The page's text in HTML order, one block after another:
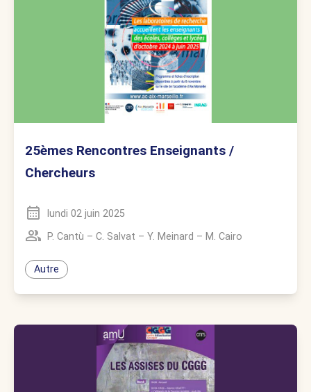
25èmes Rencontres Enseignants /
Chercheurs
lundi 02 juin 2025
P. Cantù – C. Salvat – Y. Meinard – M. Cairo
Autre